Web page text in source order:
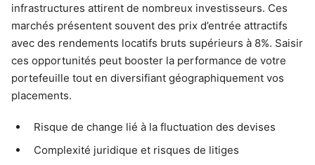
infrastructures attirent de nombreux investisseurs. Ces
marchés présentent souvent des prix d’entrée attractifs
avec des rendements locatifs bruts supérieurs à 8%. Saisir
ces opportunités peut booster la performance de votre
portefeuille tout en diversifiant géographiquement vos
placements.
Risque de change lié à la fluctuation des devises
Complexité juridique et risques de litiges